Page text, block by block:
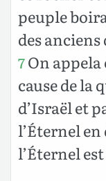
peuple
des anciens
7On appela
cause de la
d’Israël et
l’Éternel
l’Éternel